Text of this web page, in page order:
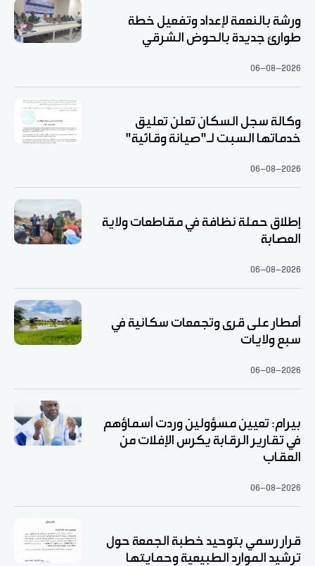
ورشة بالنعمة لإعداد وتفعيل خطة
طوارئ جديدة بالحوض الشرقي
06-08-2026
وكالة سجل السكان تعلن تعليق
خدماتها السبت لـ"صيانة وقائية"
06-08-2026
إطلاق حملة نظافة في مقاطعات ولاية
العصابة
06-08-2026
أمطار على قرى وتجمعات سكانية في
سبع ولايات
06-08-2026
بيرام: تعيين مسؤولين وردت أسماؤهم
في تقارير الرقابة يكرس الإفلات من
العقاب
06-08-2026
قرار رسمي بتوحيد خطبة الجمعة حول
ترشيد الموارد الطبيعية وحمايتها